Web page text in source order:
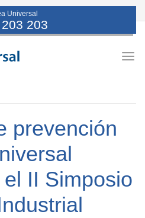
Universal
203
prevención
II Simposio